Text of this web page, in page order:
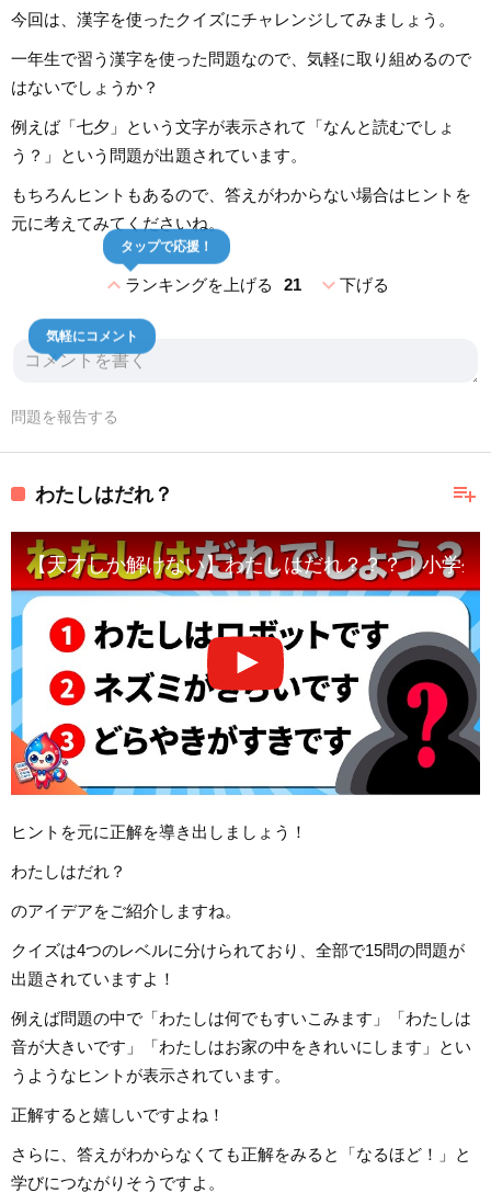
今回は、漢字を使ったクイズにチャレンジしてみましょう。
一年生で習う漢字を使った問題なので、気軽に取り組めるので
はないでしょうか？
例えば「七夕」という文字が表示されて「なんと読むでしょ
う？」という問題が出題されています。
もちろんヒントもあるので、答えがわからない場合はヒントを
元に考えてみてくださいね。
expand_lessランキングを上げる 21
タップで応援！
expand_more下げる
気軽にコメント
問題を報告する
playlist_add
わたしはだれ？
【天才しか解けない】わたしはだれ？？？｜小学生
ヒントを元に正解を導き出しましょう！
わたしはだれ？
のアイデアをご紹介しますね。
クイズは4つのレベルに分けられており、全部で15問の問題が
出題されていますよ！
例えば問題の中で「わたしは何でもすいこみます」「わたしは
音が大きいです」「わたしはお家の中をきれいにします」とい
うようなヒントが表示されています。
正解すると嬉しいですよね！
さらに、答えがわからなくても正解をみると「なるほど！」と
学びにつながりそうですよ。